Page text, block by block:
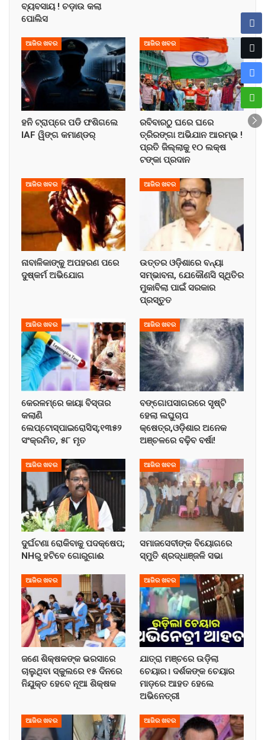
ବ୍ୟବସାୟ ! ଚଡ଼ାଉ କଲା
ପୋଲିସ
ଆଜିର ଖବର
ହନି ଟ୍ରାପ୍‌ରେ ପଡି ଫଶିଗଲେ
IAF ୱିଙ୍ଗ କମାଣ୍ଡର୍
ଆଜିର ଖବର
ରବିବାରଠୁ ଘରେ ଘରେ
ତ୍ରିରଙ୍ଗା ଅଭିଯାନ ଆରମ୍ଭ !
ପ୍ରତି ଜିଲ୍ଲାକୁ ୧୦ ଲକ୍ଷ
ଟଙ୍କା ପ୍ରଦାନ
ଆଜିର ଖବର
ନାବାଳିକାଙ୍କୁ ଅପହରଣ ପରେ
ଦୁଷ୍କର୍ମ ଅଭିଯୋଗ
ଆଜିର ଖବର
ଉତ୍ତର ଓଡ଼ିଶାରେ ବନ୍ୟା
ସମ୍ଭାବନା, ଯେକୌଣସି ସ୍ଥିତିର
ମୁକାବିଲା ପାଇଁ ସରକାର
ପ୍ରସ୍ତୁତ
ଆଜିର ଖବର
କେରଳମ୍‌ରେ କାୟା ବିସ୍ତାର
କଲାଣି
ଲେପ୍ଟୋସ୍ପାଇରୋସିସ୍;୧୩୫୨
ସଂକ୍ରମିତ, ୫୮ ମୃତ
ଆଜିର ଖବର
ବଙ୍ଗୋପସାଗରରେ ସୃଷ୍ଟି
ହେଲା ଲଘୁଚାପ
କ୍ଷେତ୍ର,ଓଡ଼ିଶାର ଅନେକ
ଅଞ୍ଚଳରେ ବଢ଼ିବ ବର୍ଷା!
ଆଜିର ଖବର
ଦୁର୍ଘଟଣା ରୋକିବାକୁ ପଦକ୍ଷେପ;
NHରୁ ହଟିବେ ଗୋରୁଗାଈ
ଆଜିର ଖବର
ସମାଜସେବୀଙ୍କ ବିୟୋଗରେ
ସ୍ମୁତି ଶ୍ରଦ୍ଧାଞ୍ଜଳି ସଭା
ଆଜିର ଖବର
ଜଣେ ଶିକ୍ଷକଙ୍କ ଭରସାରେ
ଚାଲୁଥିବା ସ୍କୁଲରେ ୧୫ ଦିନରେ
ନିଯୁକ୍ତ ହେବେ ନୂଆ ଶିକ୍ଷକ
ଆଜିର ଖବର
ଯାତ୍ରା ମଞ୍ଚରେ ଉଡ଼ିଲା
ଚେୟାର। ଦର୍ଶକଙ୍କ ଚେୟାର
ମାଡ଼ରେ ଆହତ ହେଲେ
ଅଭିନେତ୍ରୀ
ଆଜିର ଖବର ଆଜିର ଖବର